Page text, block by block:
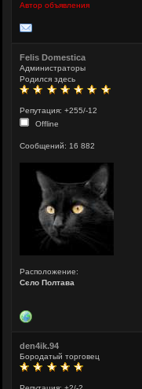
Автор объявления
Felis Domestica
Администраторы
Родился здесь
Репутация: +255/-12
Offline
Сообщений: 16 882
Расположение:
Сєло Полтава
den4ik.94
Бородатый торговец